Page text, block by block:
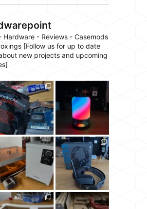
Hardware - Reviews - Casemods
[Follow us for up to date
new projects and upcoming